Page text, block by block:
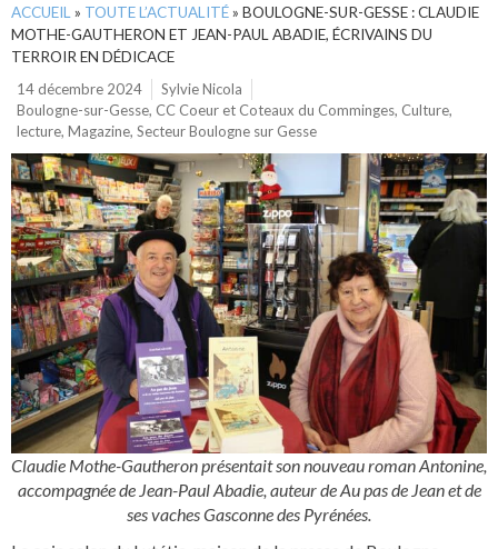
ACCUEIL » TOUTE L’ACTUALITÉ» BOULOGNE-SUR-GESSE : CLAUDIE
MOTHE-GAUTHERON ET JEAN-PAUL ABADIE, ÉCRIVAINS DU
TERROIR EN DÉDICACE
14 décembre 2024
Sylvie Nicola
Boulogne-sur-Gesse, CC Coeur et Coteaux du Comminges, Culture,
lecture, Magazine, Secteur Boulogne sur Gesse
Claudie Mothe-Gautheron présentait son nouveau roman Antonine,
accompagnée de Jean-Paul Abadie, auteur de Au pas de Jean et de
ses vaches Gasconne des Pyrénées.